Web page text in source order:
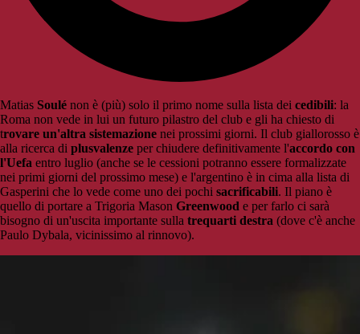
Matias Soulé non è (più) solo il primo nome sulla lista dei cedibili: la
Roma non vede in lui un futuro pilastro del club e gli ha chiesto di
trovare un'altra sistemazione nei prossimi giorni. Il club giallorosso è
alla ricerca di plusvalenze per chiudere definitivamente l'accordo con
l'Uefa entro luglio (anche se le cessioni potranno essere formalizzate
nei primi giorni del prossimo mese) e l'argentino è in cima alla lista di
Gasperini che lo vede come uno dei pochi sacrificabili. Il piano è
quello di portare a Trigoria Mason Greenwood e per farlo ci sarà
bisogno di un'uscita importante sulla trequarti destra (dove c'è anche
Paulo Dybala, vicinissimo al rinnovo).